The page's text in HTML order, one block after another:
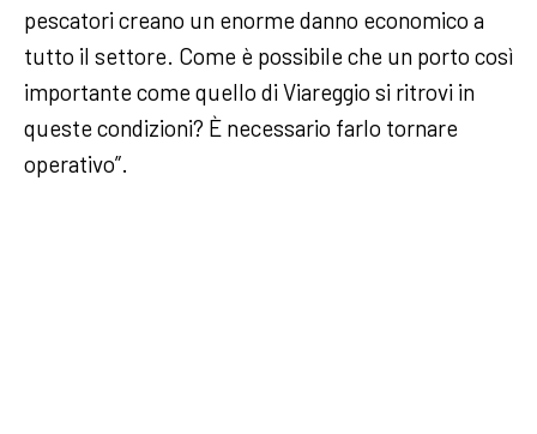
pescatori creano un enorme danno economico a
tutto il settore. Come è possibile che un porto così
importante come quello di Viareggio si ritrovi in
queste condizioni? È necessario farlo tornare
operativo”.